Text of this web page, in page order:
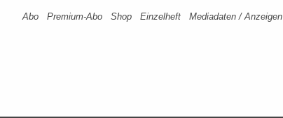
Abo Premium-Abo Shop Einzelheft Mediadaten / Anzeigen